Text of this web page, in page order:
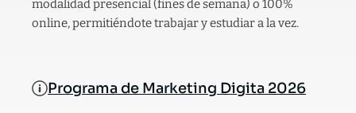
modalidad presencial (fines de semana) o 100%
online, permitiéndote trabajar y estudiar a la vez.
Programa de Marketing Digita 2026